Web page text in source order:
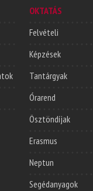
OKTATÁS
Felvételi
Képzések
Tantárgyak
Órarend
Ösztöndíjak
Erasmus
Neptun
Segédanyagok